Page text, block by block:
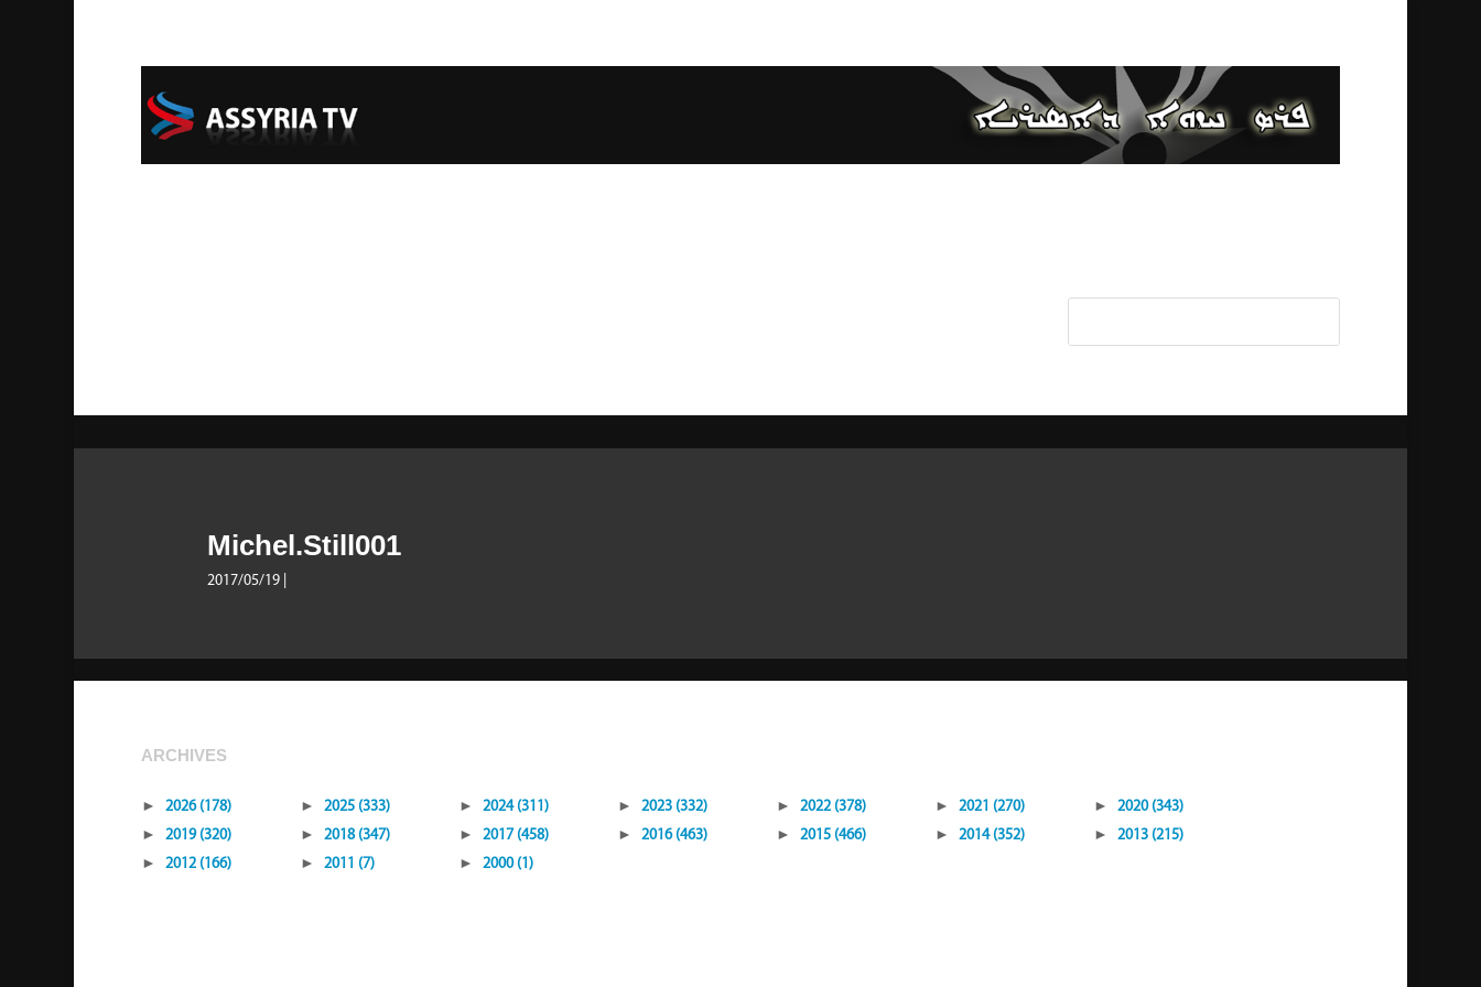
Michel.Still001
2017/05/19
ARCHIVES
► 2026 (178) ► 2025 (333) ► 2024 (311) ► 2023 (332) ► 2022 (378) ► 2021 (270) ►
2020 (343)
►
2019 (320) ► 2018 (347) ► 2017 (458) ► 2016 (463) ► 2015 (466) ► 2014 (352) ►
2013 (215)
►
2012 (166) ► 2011 (7) ► 2000 (1)